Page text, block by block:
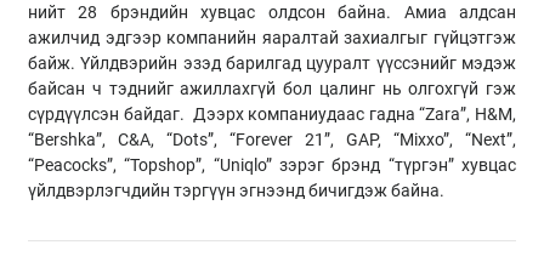
нийт 28 брэндийн хувцас олдсон байна. Амиа алдсан
ажилчид эдгээр компанийн яаралтай захиалгыг гүйцэтгэж
байж. Үйлдвэрийн эзэд барилгад цууралт үүссэнийг мэдэж
байсан ч тэднийг ажиллахгүй бол цалинг нь олгохгүй гэж
сүрдүүлсэн байдаг. Дээрх компаниудаас гадна “Zara”, H&M,
“Bershka”, C&A, “Dots”, “Forever 21”, GAP, “Mixxo”, “Next”,
“Peacocks”, “Topshop”, “Uniqlo” зэрэг брэнд “түргэн” хувцас
үйлдвэрлэгчдийн тэргүүн эгнээнд бичигдэж байна.